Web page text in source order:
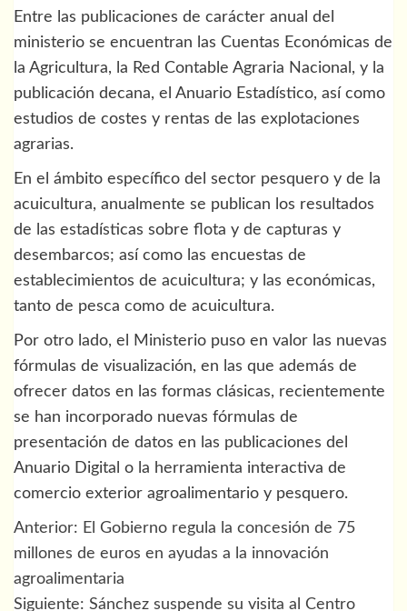
Entre las publicaciones de carácter anual del
ministerio se encuentran las Cuentas Económicas de
la Agricultura, la Red Contable Agraria Nacional, y la
publicación decana, el Anuario Estadístico, así como
estudios de costes y rentas de las explotaciones
agrarias.
En el ámbito específico del sector pesquero y de la
acuicultura, anualmente se publican los resultados
de las estadísticas sobre flota y de capturas y
desembarcos; así como las encuestas de
establecimientos de acuicultura; y las económicas,
tanto de pesca como de acuicultura.
Por otro lado, el Ministerio puso en valor las nuevas
fórmulas de visualización, en las que además de
ofrecer datos en las formas clásicas, recientemente
se han incorporado nuevas fórmulas de
presentación de datos en las publicaciones del
Anuario Digital o la herramienta interactiva de
comercio exterior agroalimentario y pesquero.
Navegación
de
Anterior: El Gobierno regula la concesión de 75
millones de euros en ayudas a la innovación
agroalimentaria
Siguiente: Sánchez suspende su visita al Centro